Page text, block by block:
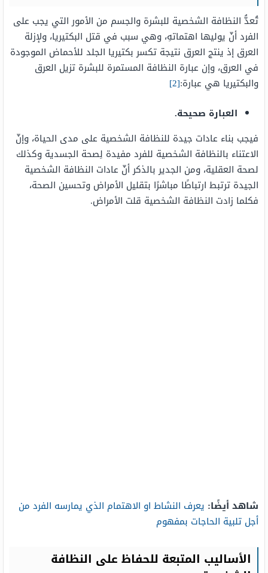
تُعدُّ النظافة الشخصية للبشرة والجسم من الأمور التي يجب على
الفرد أنّ يوليها اهتماتهِ، وهي سبب في قتل البكتيريا، ولإزلة
العرق إذ ينتج العرق نتيجة تكسر بكتيريا الجلد للأحماض الموجودة
في العرق، وإن عبارة النظافة المستمرة للبشرة تزيل العرق
والبكتيريا هي عبارة:[2]
العبارة صحيحة.
فيجب بناء عادات جيدة للنظافة الشخصية على مدى الحياة، وإنّ
الاعتناء بالنظافة الشخصية للفرد مفيدة لِصحة الجسدية وكذلك
لصحة العقلية، ومن الجدير بالذكر أنّ عادات النظافة الشخصية
الجيدة ترتبط ارتباطًا مباشرًا بتقليل الأمراض وتحسين الصحة،
فكلما زادت النظافة الشخصية قلت الأمراض.
شاهد أيضًا: يعرف النشاط او الاهتمام الذي يمارسه الفرد من
أجل تلبية الحاجات بمفهوم
الأساليب المتبعة للحفاظ على النظافة